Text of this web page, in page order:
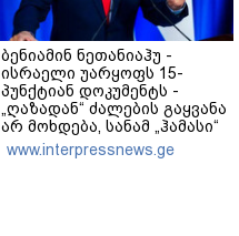
ბენიამინ ნეთანიაჰუ -
ისრაელი უარყოფს 15-
პუნქტიან დოკუმენტს -
„ღაზადან“ ძალების გაყვანა
არ მოხდება, სანამ „ჰამასი“
ნამდვილად არ
განიარაღდება
www.interpressnews.ge